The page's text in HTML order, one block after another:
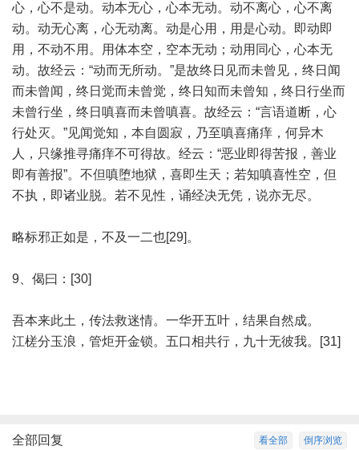
心，心不是动。动本无心，心本无动。动不离心，心不离
动。动无心离，心无动离。动是心用，用是心动。即动即
用，不动不用。用体本空，空本无动；动用同心，心本无
动。故经云：“动而无所动。”是故终日见而未曾见，终日闻
而未曾闻，终日觉而未曾觉，终日知而未曾知，终日行坐而
未曾行坐，终日嗔喜而未曾嗔喜。故经云：“言语道断，心
行处灭。”见闻觉知，本自圆寂，乃至嗔喜痛痒，何异木
人，只缘推寻痛痒不可得故。经云：“恶业即得苦报，善业
即有善报”。不但嗔堕地狱，喜即生天；若知嗔喜性空，但
不执，即诸业脱。若不见性，诵经决无凭，说亦无尽。
略标邪正如是，不及一二也[29]。
9、偈曰：[30]
吾本来此土，传法救迷情。一华开五叶，结果自然成。
江槎分玉浪，管炬开金锁。五口相共行，九十无彼我。[31]
倒序浏览
看全部
全部回复